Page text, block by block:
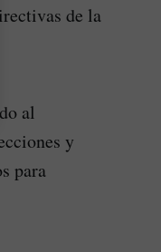
de la
al
y
para